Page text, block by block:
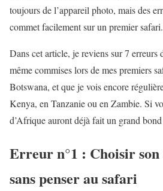
toujours de l’appareil photo, mais des
commet facilement sur un premier safari.
Dans cet article, je reviens sur 7 erreurs
même commises lors de mes premiers
Botswana, et que je vois encore
Kenya, en Tanzanie ou en Zambie. Si
d’Afrique auront déjà fait un grand
Erreur n°1 : Choisir
sans penser au safari